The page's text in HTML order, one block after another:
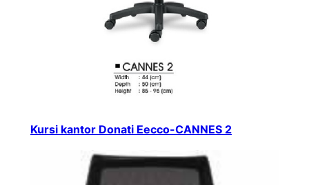
Kursi kantor Donati Eecco-CANNES 2